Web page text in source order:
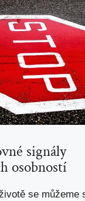
signály
osobností
se můžeme